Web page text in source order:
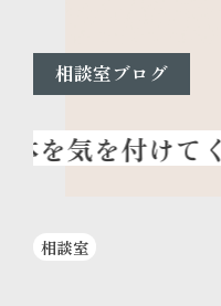
相談室ブログ
相談室